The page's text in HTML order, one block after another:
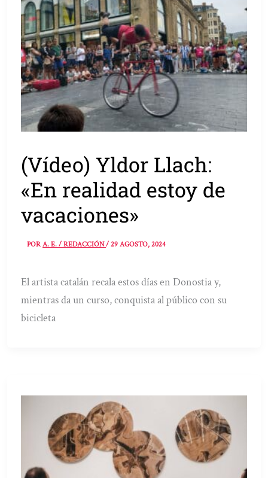
(Vídeo) Yldor Llach:
«En realidad estoy de
vacaciones»
PORA. E. / REDACCIÓN/29 AGOSTO, 2024
El artista catalán recala estos días en Donostia y,
mientras da un curso, conquista al público con su
bicicleta